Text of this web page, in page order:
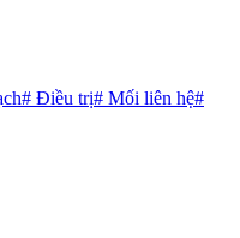
# Điều trị# Mối liên hệ#